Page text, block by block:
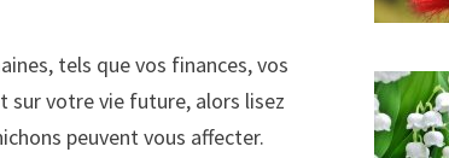
tels que vos finances, vos
sur votre vie future, alors lisez
peuvent vous affecter.